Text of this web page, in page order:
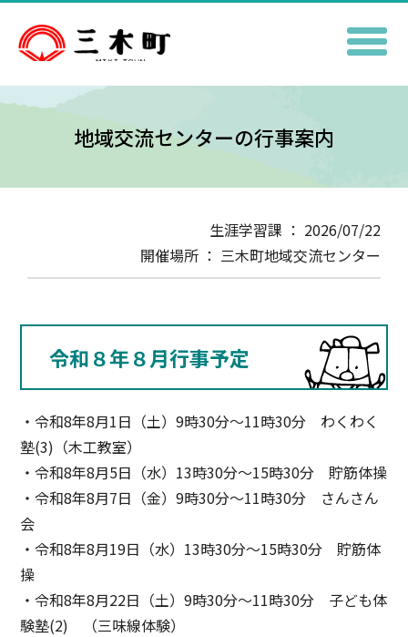
地域交流センターの行事案内
生涯学習課 ： 2026/07/22
開催場所 ： 三木町地域交流センター
令和８年８月行事予定
・令和8年8月1日（土）9時30分〜11時30分 わくわく
塾(3)（木工教室）
・令和8年8月5日（水）13時30分〜15時30分 貯筋体操
・令和8年8月7日（金）9時30分〜11時30分 さんさん
会
・令和8年8月19日（水）13時30分〜15時30分 貯筋体
操
・令和8年8月22日（土）9時30分〜11時30分 子ども体
験塾(2) （三味線体験）